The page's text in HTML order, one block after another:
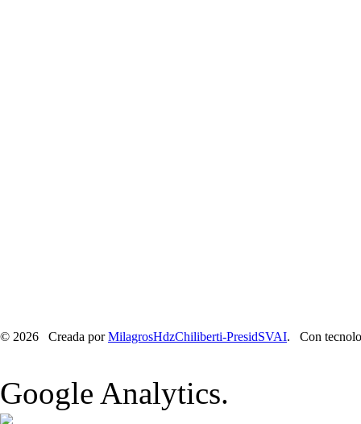
© 2026 Creada porMilagrosHdzChiliberti-PresidSVAI. Con
Google Analytics.